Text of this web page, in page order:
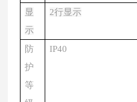
显
示
2行显示
防
护
等
IP40